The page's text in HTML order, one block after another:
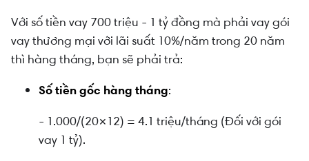
Với số tiền vay 700 triệu - 1 tỷ đồng mà phải vay gói
vay thương mại với lãi suất 10%/năm trong 20 năm
thì hàng tháng, bạn sẽ phải trả:
Số tiền gốc hàng tháng:
- 1.000/(20×12) = 4.1 triệu/tháng (Đối với gói
vay 1 tỷ).